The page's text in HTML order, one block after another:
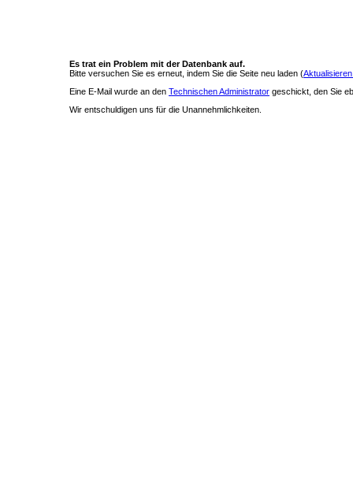
Es trat ein Problem mit der Datenbank auf.
Bitte versuchen Sie es erneut, indem Sie die Seite neu laden (
Eine E-Mail wurde an den Technischen Administrator geschickt, den Sie
Wir entschuldigen uns für die Unannehmlichkeiten.